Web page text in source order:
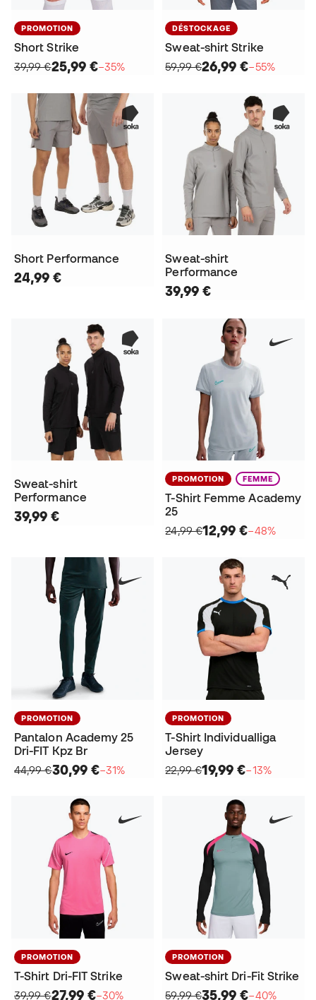
PROMOTION
Short Strike
39,99 €25,99 €−35%
DÉSTOCKAGE
Sweat-shirt Strike
59,99 €26,99 €−55%
Short Performance
24,99 €
Sweat-shirt
Performance
39,99 €
Sweat-shirt
Performance
39,99 €
PROMOTION FEMME
T-Shirt Femme Academy
25
24,99 €12,99 €−48%
PROMOTION
Pantalon Academy 25
Dri-FIT Kpz Br
44,99 €30,99 €−31%
PROMOTION
T-Shirt Individualliga
Jersey
22,99 €19,99 €−13%
PROMOTION
T-Shirt Dri-FIT Strike
39,99 €27,99 €−30%
PROMOTION
Sweat-shirt Dri-Fit Strike
59,99 €35,99 €−40%